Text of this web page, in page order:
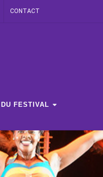
CONTACT
FESTIVAL